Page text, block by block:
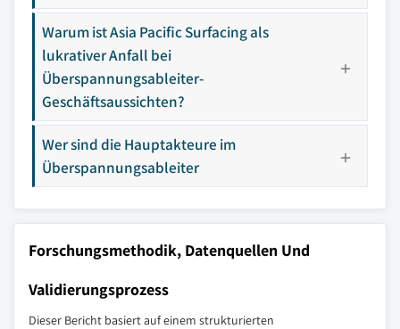
Warum ist Asia Pacific Surfacing als
lukrativer Anfall bei
Überspannungsableiter-
Geschäftsaussichten?
Wer sind die Hauptakteure im
Überspannungsableiter
Forschungsmethodik, Datenquellen Und
Validierungsprozess
Dieser Bericht basiert auf einem strukturierten